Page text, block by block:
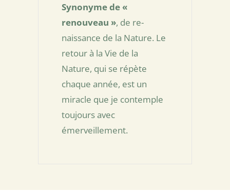
Synonyme de «
renouveau », de re-
naissance de la Nature. Le
retour à la Vie de la
Nature, qui se répète
chaque année, est un
miracle que je contemple
toujours avec
émerveillement.